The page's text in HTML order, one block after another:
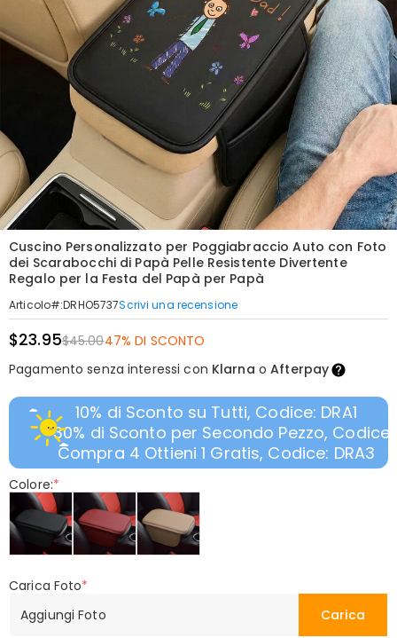
Cuscino Personalizzato per Poggiabraccio Auto con Foto
dei Scarabocchi di Papà Pelle Resistente Divertente
Regalo per la Festa del Papà per Papà
Articolo#:DRHO5737Scrivi una recensione
$23.95$45.0047% DI SCONTO
Pagamento senza interessi con Klarna oAfterpay
10% di Sconto su Tutti, Codice: DRA1
30% di Sconto per Secondo Pezzo, Codice:
Compra 4 Ottieni 1 Gratis, Codice: DRA3
Colore:*
Carica Foto*
Aggiungi Foto
Carica